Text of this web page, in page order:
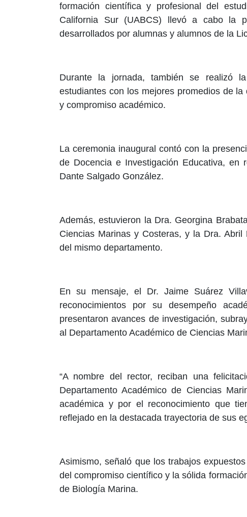
formación científica y profesional del
California Sur (UABCS) llevó a cabo la
desarrollados por alumnas y alumnos de la
Durante la jornada, también se realizó
estudiantes con los mejores promedios de
y compromiso académico.
La ceremonia inaugural contó con la
de Docencia e Investigación Educativa, en
Dante Salgado González.
Además, estuvieron la Dra. Georgina
Ciencias Marinas y Costeras, y la Dra.
del mismo departamento.
En su mensaje, el Dr. Jaime Suárez
reconocimientos por su desempeño
presentaron avances de investigación,
al Departamento Académico de Ciencias
“A nombre del rector, reciban una
Departamento Académico de Ciencias
académica y por el reconocimiento que
reflejado en la destacada trayectoria de sus
Asimismo, señaló que los trabajos
del compromiso científico y la sólida
de Biología Marina.